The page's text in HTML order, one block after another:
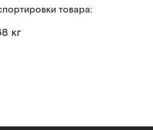
товара:
кг